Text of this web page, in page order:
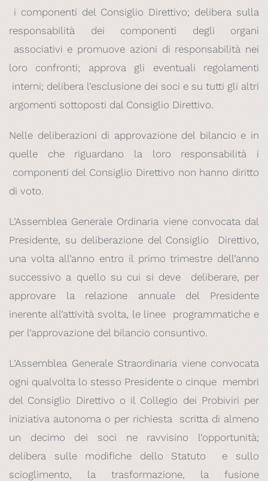
i componenti del Consiglio Direttivo; delibera sulla
responsabilità dei componenti degli organi
associativi e promuove azioni di responsabilità nei
loro confronti; approva gli eventuali regolamenti
interni; delibera l’esclusione dei soci e su tutti gli altri
argomenti sottoposti dal Consiglio Direttivo.
Nelle deliberazioni di approvazione del bilancio e in
quelle che riguardano la loro responsabilità i
componenti del Consiglio Direttivo non hanno diritto
di voto.
L’Assemblea Generale Ordinaria viene convocata dal
Presidente, su deliberazione del Consiglio Direttivo,
una volta all’anno entro il primo trimestre dell’anno
successivo a quello su cui si deve deliberare, per
approvare la relazione annuale del Presidente
inerente all’attività svolta, le linee programmatiche e
per l’approvazione del bilancio consuntivo.
L’Assemblea Generale Straordinaria viene convocata
ogni qualvolta lo stesso Presidente o cinque membri
del Consiglio Direttivo o il Collegio dei Probiviri per
iniziativa autonoma o per richiesta scritta di almeno
un decimo dei soci ne ravvisino l’opportunità;
delibera sulle modifiche dello Statuto e sullo
scioglimento, la trasformazione, la fusione